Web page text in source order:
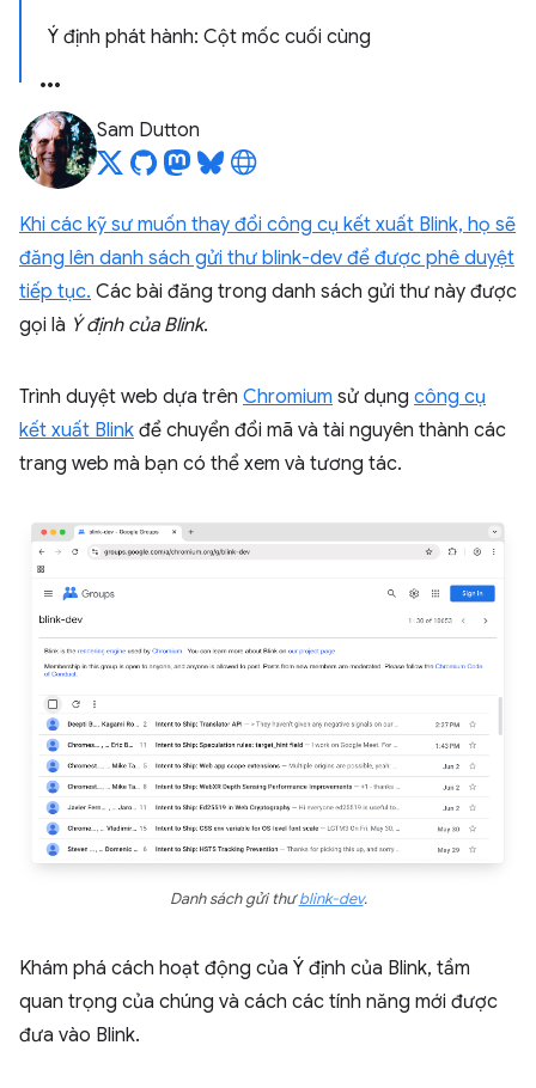
Ý định phát hành: Cột mốc cuối cùng
Sam Dutton
Khi các kỹ sư muốn thay đổi công cụ kết xuất Blink, họ sẽ
đăng lên danh sách gửi thư blink-dev để được phê duyệt
tiếp tục. Các bài đăng trong danh sách gửi thư này được
gọi là Ý định của Blink.
Trình duyệt web dựa trên Chromium sử dụng công cụ
kết xuất Blink để chuyển đổi mã và tài nguyên thành các
trang web mà bạn có thể xem và tương tác.
Danh sách gửi thưblink-dev.
Khám phá cách hoạt động của Ý định của Blink, tầm
quan trọng của chúng và cách các tính năng mới được
đưa vào Blink.